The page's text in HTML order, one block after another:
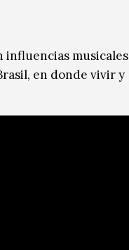
influencias musicales
en donde vivir y